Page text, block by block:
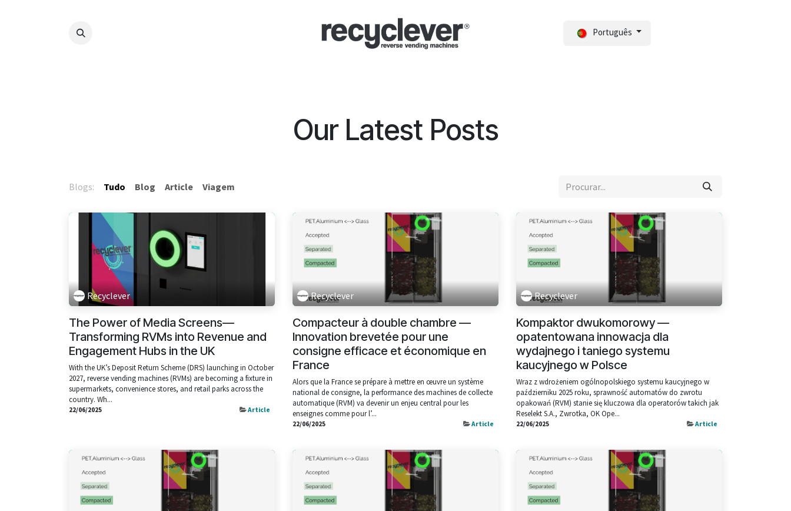
Português
Our Latest Posts
Blogs: Tudo Blog Article Viagem
Recyclever
The Power of Media Screens—
Transforming RVMs into Revenue and
Engagement Hubs in the UK
With the UK’s Deposit Return Scheme (DRS) launching in October
2027, reverse vending machines (RVMs) are becoming a fixture in
supermarkets, convenience stores, and retail parks across the
country. Wh...
22/06/2025 Article
Recyclever
Compacteur à double chambre —
Innovation brevetée pour une
consigne efficace et économique en
France
Alors que la France se prépare à mettre en œuvre un système
national de consigne, la performance des machines de collecte
automatique (RVM) va devenir un enjeu central pour les
enseignes comme pour l’...
22/06/2025 Article
Recyclever
Kompaktor dwukomorowy —
opatentowana innowacja dla
wydajnego i taniego systemu
kaucyjnego w Polsce
Wraz z wdrożeniem ogólnopolskiego systemu kaucyjnego w
październiku 2025 roku, sprawność automatów do zwrotu
opakowań (RVM) stanie się kluczowa dla operatorów takich jak
Reselekt S.A., Zwrotka, OK Ope...
22/06/2025 Article